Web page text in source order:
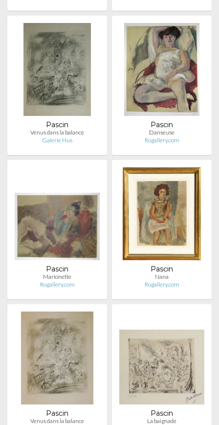
Pascin
Venus dans la balance
Galerie Hus
Pascin
Danseuse
Rogallery.com
Pascin
Marionette
Rogallery.com
Pascin
Nana
Rogallery.com
Pascin
Venus dans la balance
Pascin
La baignade